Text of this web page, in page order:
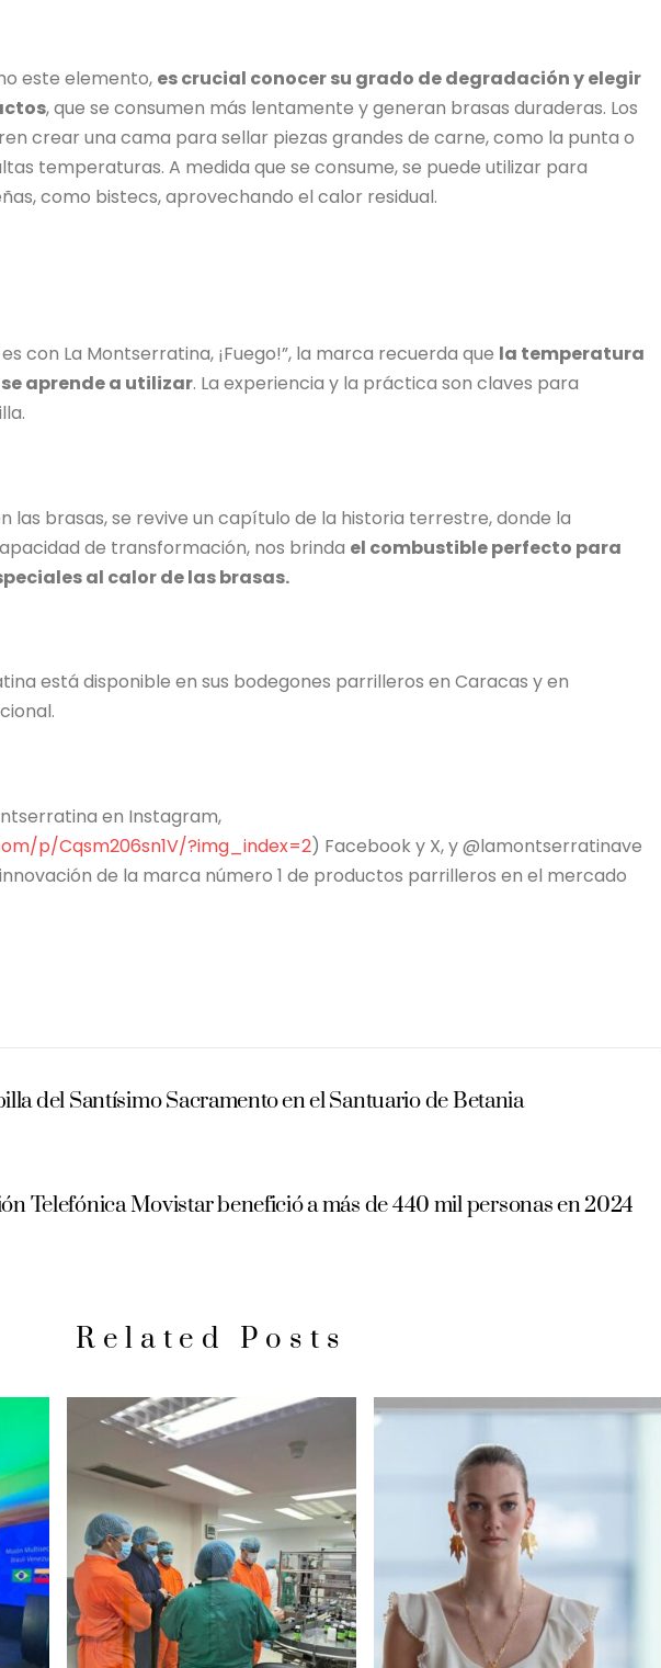
este elemento, es crucial conocer su grado de degradación y elegir
, que se consumen más lentamente y generan brasas duraderas. Los
crear una cama para sellar piezas grandes de carne, como la punta o
temperaturas. A medida que se consume, se puede utilizar para
como bistecs, aprovechando el calor residual.
es con La Montserratina, ¡Fuego!”, la marca recuerda que la temperatura
aprende a utilizar. La experiencia y la práctica son claves para
las brasas, se revive un capítulo de la historia terrestre, donde la
de transformación, nos brinda el combustible perfecto para
al calor de las brasas.
está disponible en sus bodegones parrilleros en Caracas y en
en Instagram,
p/Cqsm206sn1V/?img_index=2) Facebook y X, y @lamontserratinave
de la marca número 1 de productos parrilleros en el mercado
del Santísimo Sacramento en el Santuario de Betania
Telefónica Movistar benefició a más de 440 mil personas en 2024
Related Posts